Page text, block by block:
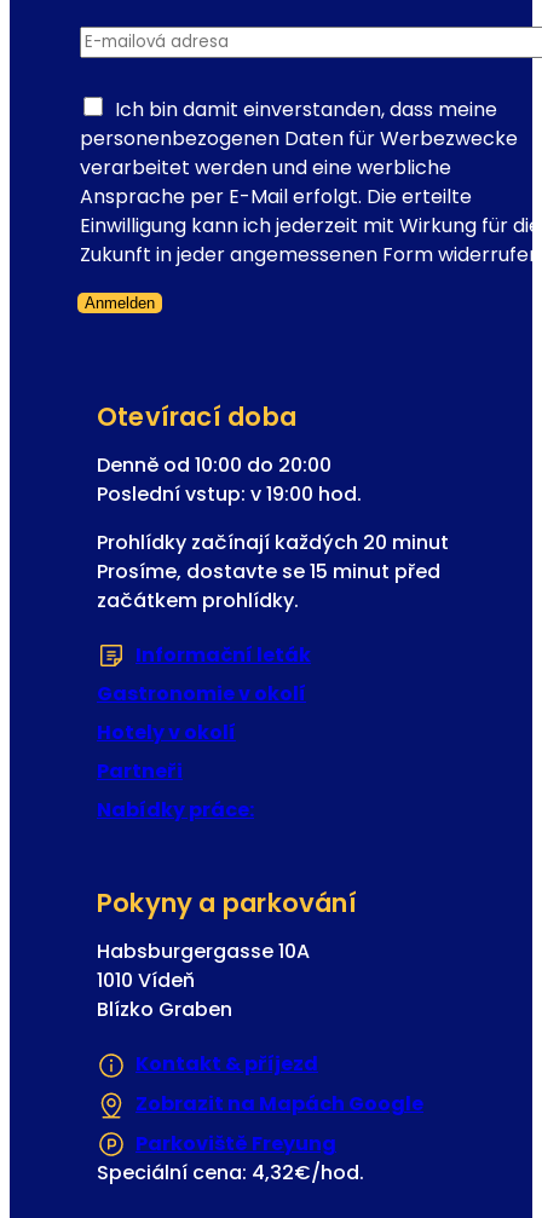
š
t
o
p
e
r
e
t
E-mailová adresa
Ich bin damit einverstanden, dass meine
personenbezogenen Daten für Werbezwecke
verarbeitet werden und eine werbliche
Ansprache per E-Mail erfolgt. Die erteilte
Einwilligung kann ich jederzeit mit Wirkung für die
Zukunft in jeder angemessenen Form
Anmelden
Otevírací doba
Denně od 10:00 do 20:00
Poslední vstup: v 19:00 hod.
Prohlídky začínají každých 20 minut
Prosíme, dostavte se 15 minut před
začátkem prohlídky.
Informační leták
Gastronomie v okolí
Hotely v okolí
Partneři
Nabídky práce:
Pokyny a parkování
Habsburgergasse 10A
1010 Vídeň
Blízko Graben
Kontakt & příjezd
Zobrazit na Mapách Google
Parkoviště Freyung
Speciální cena: 4,32€/hod.